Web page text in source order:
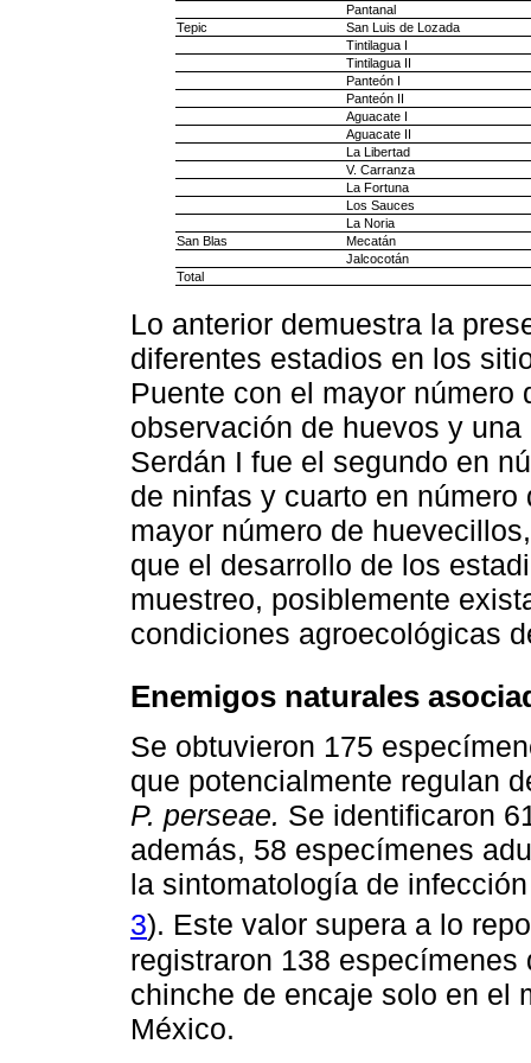
Pantanal
Tepic
San Luis de Lozada
Tintilagua I
Tintilagua II
Panteón I
Panteón II
Aguacate I
Aguacate II
La Libertad
V. Carranza
La Fortuna
Los Sauces
La Noria
San Blas
Mecatán
Jalcocotán
Total
Lo anterior demuestra la
diferentes estadios en los
Puente con el mayor número
observación de huevos y
Serdán I fue el segundo en
de ninfas y cuarto en
mayor número de
que el desarrollo de los
muestreo, posiblemente
condiciones agroecológicas
Enemigos naturales
Se obtuvieron 175
que potencialmente regulan
P. perseae. Se identificaron
además, 58 especímenes
la sintomatología de
3). Este valor supera a lo
registraron 138
chinche de encaje solo en el
México.